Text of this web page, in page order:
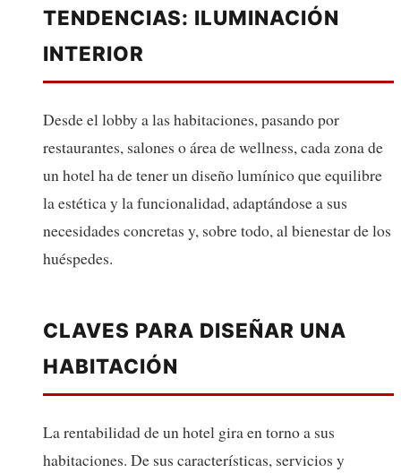
TENDENCIAS: ILUMINACIÓN
INTERIOR
Desde el lobby a las habitaciones, pasando por
restaurantes, salones o área de wellness, cada zona de
un hotel ha de tener un diseño lumínico que equilibre
la estética y la funcionalidad, adaptándose a sus
necesidades concretas y, sobre todo, al bienestar de los
huéspedes.
CLAVES PARA DISEÑAR UNA
HABITACIÓN
La rentabilidad de un hotel gira en torno a sus
habitaciones. De sus características, servicios y